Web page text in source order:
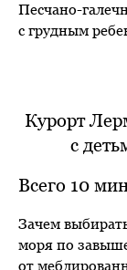
Песчано-
с грудным
Курорт
с
Всего 10
Зачем
моря по
от